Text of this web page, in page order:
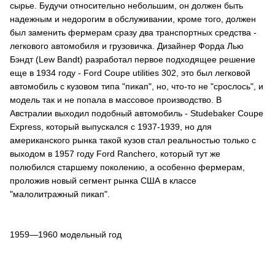
сырье. Будучи относительно небольшим, он должен быть
надежным и недорогим в обслуживании, кроме того, должен
был заменить фермерам сразу два транспортных средства -
легкового автомобиля и грузовичка. Дизайнер Форда Лью
Бэндт (Lew Bandt) разработал первое подходящее решение
еще в 1934 году - Ford Coupe utilities 302, это был легковой
автомобиль с кузовом типа "пикап", но, что-то не "срослось", и
модель так и не попала в массовое производство. В
Австралии выходил подобный автомобиль - Studebaker Coupe
Express, который выпускался с 1937-1939, но для
американского рынка такой кузов стал реальностью только с
выходом в 1957 году Ford Ranchero, который тут же
полюбился старшему поколению, а особенно фермерам,
проложив новый сегмент рынка США в классе
"малолитражный пикап".
1959—1960 модельный год